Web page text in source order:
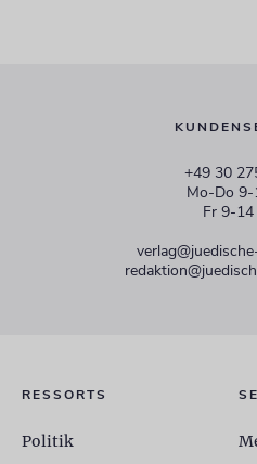
+49 30
Mo-Do
Fr 9-
RESSORTS
Politik